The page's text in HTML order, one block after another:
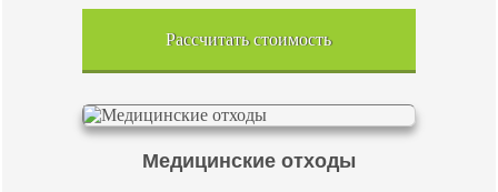
Рассчитать стоимость
Медицинские отходы